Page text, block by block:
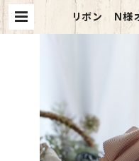
リボン N様